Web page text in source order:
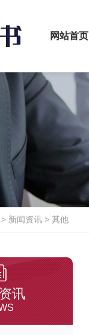
网站首页
> 新闻资讯 > 其他
讯